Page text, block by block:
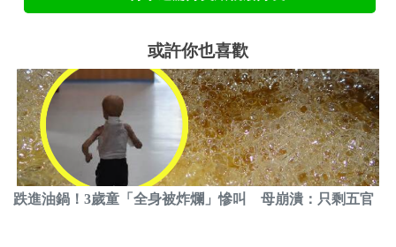
或許你也喜歡
跌進油鍋！3歲童「全身被炸爛」慘叫 母崩潰：只剩五官